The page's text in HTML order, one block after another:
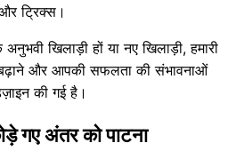
ट्रिक्स।
खिलाड़ी हों या नए खिलाड़ी, हमारी
और आपकी सफलता की संभावनाओं
की गई है।
छोड़े गए अंतर को पाटना